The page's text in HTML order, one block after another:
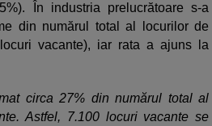
În industria prelucrătoare s-a
din numărul total al locurilor de
vacante), iar rata a ajuns la
circa 27% din numărul total al
Astfel, 7.100 locuri vacante se